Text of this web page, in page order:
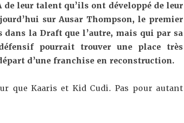
de leur talent qu’ils ont développé de leur
sur Ausar Thompson, le premier
dans la Draft que l’autre, mais qui par sa
pourrait trouver une place très
d’une franchise en reconstruction.
que Kaaris et Kid Cudi. Pas pour autant